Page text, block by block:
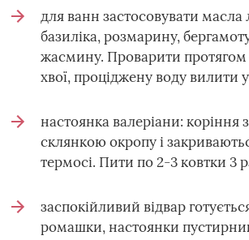
для ванн застосовувати масла
базиліка, розмарину,
жасмину. Проварити протягом
хвої, проціджену воду вилити
настоянка валеріани: коріння
склянкою окропу і
термосі. Пити по 2-3 ковтки 3
заспокійливий відвар
ромашки, настоянки